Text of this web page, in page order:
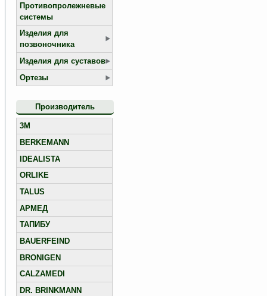
Противопролежневые
системы
Изделия для
позвоночника
Изделия для суставов
Ортезы
Производитель
3M
BERKEMANN
IDEALISTA
ORLIKE
TALUS
АРМЕД
ТАПИБУ
BAUERFEIND
BRONIGEN
CALZAMEDI
DR. BRINKMANN